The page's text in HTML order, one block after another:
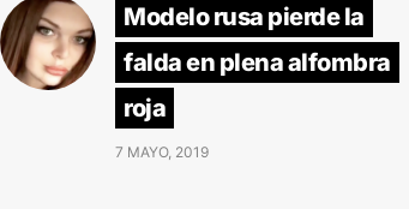
Modelo rusa pierde la
falda en plena alfombra
roja
7 MAYO, 2019